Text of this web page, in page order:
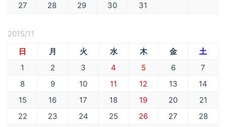
27
28 29 30 31
2015/11
日
月 火 水 木 金
土
1
2 3 4 5 6
7
8
9 10 11 12 13
14
15
16 17 18 19 20
21
22
23 24 25 26 27
28